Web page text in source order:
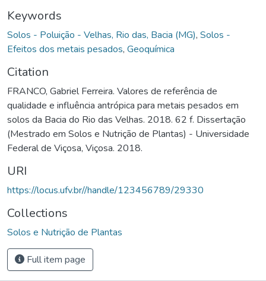
Keywords
Solos - Poluição - Velhas, Rio das, Bacia (MG), Solos -
Efeitos dos metais pesados, Geoquímica
Citation
FRANCO, Gabriel Ferreira. Valores de referência de
qualidade e influência antrópica para metais pesados em
solos da Bacia do Rio das Velhas. 2018. 62 f. Dissertação
(Mestrado em Solos e Nutrição de Plantas) - Universidade
Federal de Viçosa, Viçosa. 2018.
URI
https://locus.ufv.br//handle/123456789/29330
Collections
Solos e Nutrição de Plantas
Full item page